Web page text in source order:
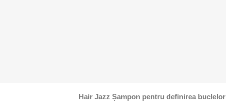
Hair Jazz Șampon pentru definirea buclelor